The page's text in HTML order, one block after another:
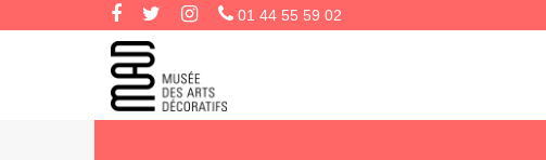
01 44 55 59 02